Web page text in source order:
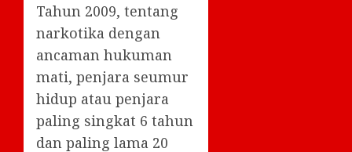
Tahun 2009, tentang
narkotika dengan
ancaman hukuman
mati, penjara seumur
hidup atau penjara
paling singkat 6 tahun
dan paling lama 20